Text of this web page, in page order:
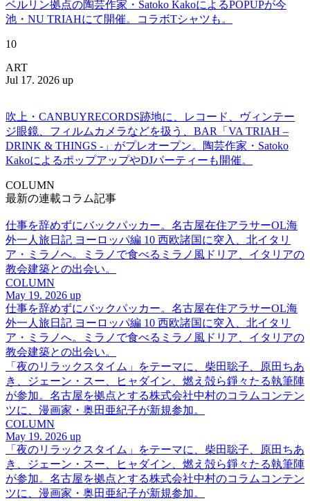
ベルリン拠点の陶芸作家・Satoko KakoによるPOPUPが今
池・NU TRIAHにて開催。コラボTシャツも。
10
ART
Jul 17. 2026 up
吹上・CANBUYRECORDS跡地に、レコード、ヴィンテー
ジ眼鏡、フィルムカメラなどを扱う、BAR「VA TRIAH –
DRINK & THINGS -」がプレオープン。陶芸作家・Satoko
KakoによるポップアップやDJパーティーも開催。
COLUMN
最新の連載コラム記事
仕事を辞めずにバックパッカー。名古屋在住アラサーOL海
外一人旅日記 ヨーロッパ編 10 西欧諸国に突入、北イタリ
ア・ミラノへ。ミラノで食べるミラノ風ドリア、イタリアの
教会建築との出会い。
COLUMN
May 19. 2026 up
仕事を辞めずにバックパッカー。名古屋在住アラサーOL海
外一人旅日記 ヨーロッパ編 10 西欧諸国に突入、北イタリ
ア・ミラノへ。ミラノで食べるミラノ風ドリア、イタリアの
教会建築との出会い。
「夜のリラックスタイム」をテーマに、柴田聡子、原田ちあ
き、ジェーン・スー、ヒャダイン、燃え殻ら錚々たる執筆陣
が参加。名古屋を拠点とする株式会社中村のコラムコンテン
ツに、漫画家・奥田亜紀子が新規参加。
COLUMN
May 19. 2026 up
「夜のリラックスタイム」をテーマに、柴田聡子、原田ちあ
き、ジェーン・スー、ヒャダイン、燃え殻ら錚々たる執筆陣
が参加。名古屋を拠点とする株式会社中村のコラムコンテン
ツに、漫画家・奥田亜紀子が新規参加。